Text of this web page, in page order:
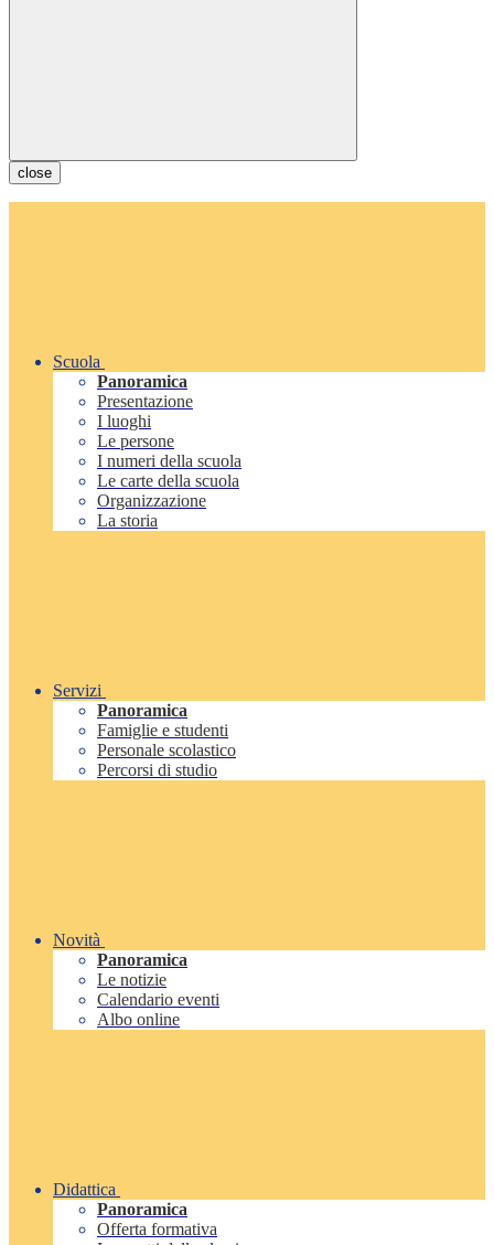
close
Scuola
Panoramica
Presentazione
I luoghi
Le persone
I numeri della scuola
Le carte della scuola
Organizzazione
La storia
Servizi
Panoramica
Famiglie e studenti
Personale scolastico
Percorsi di studio
Novità
Panoramica
Le notizie
Calendario eventi
Albo online
Didattica
Panoramica
Offerta formativa